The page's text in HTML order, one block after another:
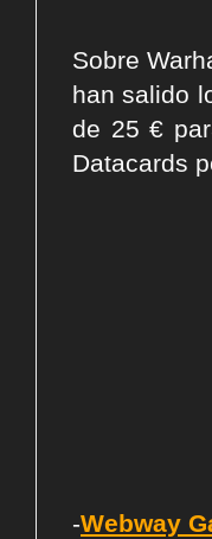
Sobre
han salido
de 25 €
Datacards
-Webway